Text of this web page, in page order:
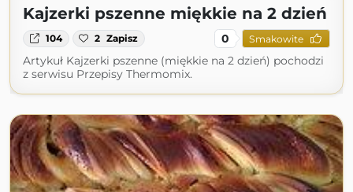
Kajzerki pszenne miękkie na 2 dzień
104 2 Zapisz 0 Smakowite
Artykuł Kajzerki pszenne (miękkie na 2 dzień) pochodzi
z serwisu Przepisy Thermomix.